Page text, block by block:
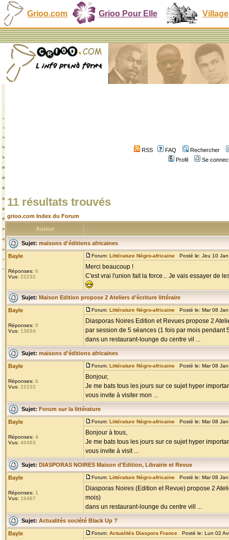
Grioo.com Grioo Pour Elle Village
RSS FAQ
Rechercher
Profil
Se
11 résultats trouvés
grioo.com Index du Forum
Auteur
Sujet: maisons d'éditions africaines
Bayle
Réponses: 6
Vus: 22232
Forum: Littérature Négro-africaine Posté le: Jeu 10
Merci beaucoup !
C'est vrai l'union fait la force... Je vais essayer de
Sujet: Maison Edition propose 2 Ateliers d’écriture littéraire
Bayle
Réponses: 0
Vus: 13694
Forum: Littérature Négro-africaine Posté le: Mar 08
Diasporas Noires Edition et Revues propose 2
par session de 5 séances (1 fois par mois pendant
dans un restaurant-lounge du centre vil ...
Sujet: maisons d'éditions africaines
Bayle
Réponses: 6
Vus: 22232
Forum: Littérature Négro-africaine Posté le: Mar 08
Bonjour,
Je me bats tous les jours sur ce sujet hyper
vous invite à visiter mon ...
Sujet: Forum sur la littérature
Bayle
Réponses: 4
Vus: 40493
Forum: Littérature Négro-africaine Posté le: Mar 08
Bonjour à tous,
Je me bats tous les jours sur ce sujet hyper
vous invite à visit ...
Sujet: DIASPORAS NOIRES Maison d'Edition, Librairie et Revue
Bayle
Réponses: 1
Vus: 16467
Forum: Littérature Négro-africaine Posté le: Mar 08
Diasporas Noires (Edition et Revue) propose 2
mois)
dans un restaurant-lounge du centre vill ...
Sujet: Actualités société Black Up ?
Bayle Forum: Actualités Diaspora France Posté le: Lun 02